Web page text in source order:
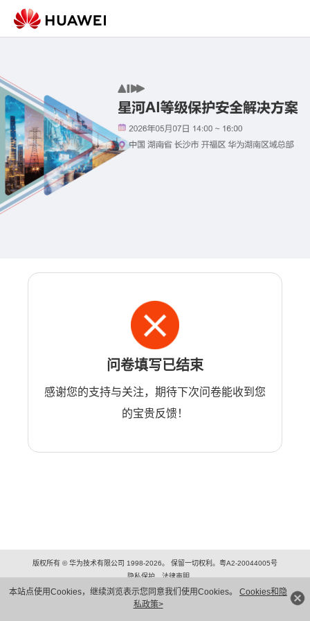
本站点使用Cookies，继续浏览表示您同意我们使用Cookies。 Cookies和隐
私政策>
问卷填写已结束
感谢您的支持与关注，期待下次问卷能收到您
的宝贵反馈！
版权所有 © 华为技术有限公司 1998-2026。 保留一切权利。粤A2-20044005号
隐私保护
法律声明